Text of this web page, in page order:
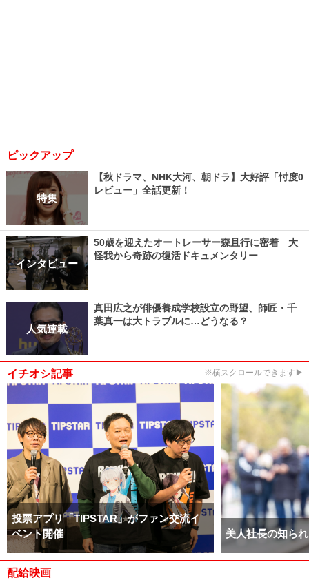
ピックアップ
特集
【秋ドラマ、NHK大河、朝ドラ】大好評「忖度0
レビュー」全話更新！
インタビュー
50歳を迎えたオートレーサー森且行に密着 大
怪我から奇跡の復活ドキュメンタリー
人気連載
真田広之が俳優養成学校設立の野望、師匠・千
葉真一は大トラブルに…どうなる？
イチオシ記事 ※横スクロールできます▶
投票アプリ「TIPSTAR」がファン交流イ
ベント開催
美人社長の知ら
配給映画